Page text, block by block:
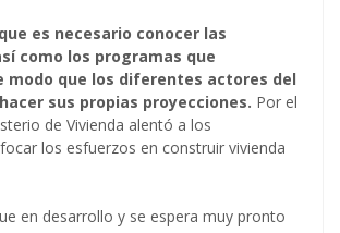
que es necesario conocer las
como los programas que
modo que los diferentes actores del
sus propias proyecciones. Por el
de Vivienda alentó a los
los esfuerzos en construir vivienda
en desarrollo y se espera muy pronto